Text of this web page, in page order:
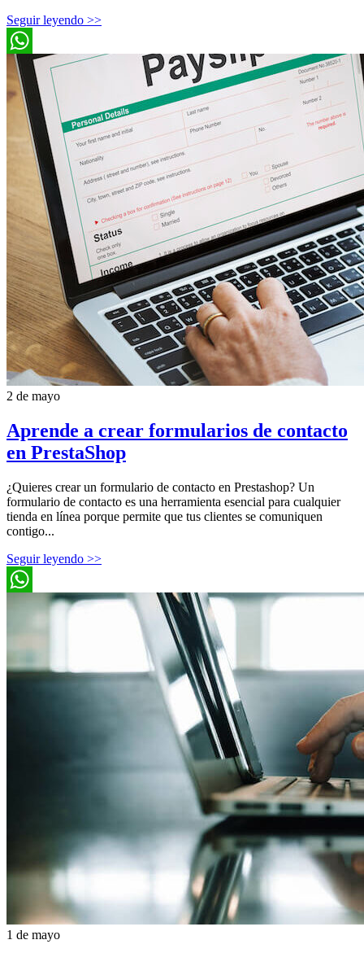
Seguir leyendo >>
WhatsApp
2 de mayo
Aprende a crear formularios de contacto
en PrestaShop
¿Quieres crear un formulario de contacto en Prestashop? Un
formulario de contacto es una herramienta esencial para cualquier
tienda en línea porque permite que tus clientes se comuniquen
contigo...
Seguir leyendo >>
WhatsApp
1 de mayo